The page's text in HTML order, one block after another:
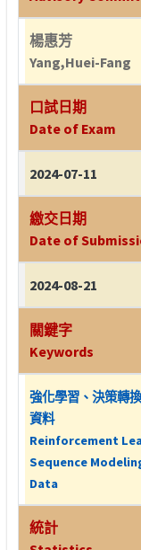
楊惠芳
Yang,Huei-Fang
口試日期
Date of Exam
2024-07-11
繳交日期
Date of
2024-08-21
關鍵字
Keywords
強化學習、決策轉
資料
Reinforcement
Sequence
Data
統計